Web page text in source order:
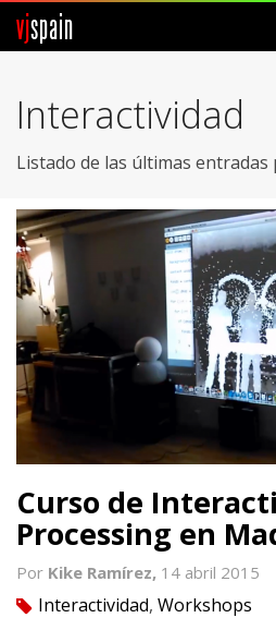
vjspain
Foros
Vjspain
Ayuda
Contacto
Entrar
Interactividad
Listado de las últimas
Curso de
Processing en
Por Kike Ramírez, 14 abril 2015
tag Interactividad, Workshops